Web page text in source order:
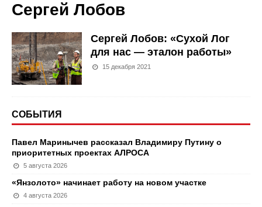
Сергей Лобов
Сергей Лобов: «Сухой Лог
для нас — эталон работы»
15 декабря 2021
СОБЫТИЯ
Павел Маринычев рассказал Владимиру Путину о
приоритетных проектах АЛРОСА
5 августа 2026
«Янзолото» начинает работу на новом участке
4 августа 2026